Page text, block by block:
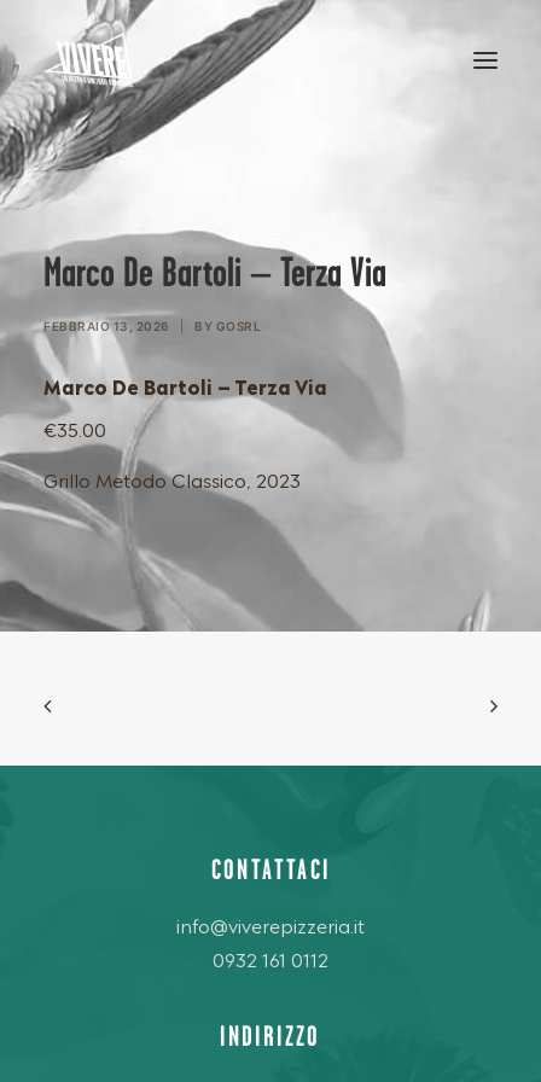
HOME
MENU
Marco De Bartoli – Terza Via
FEBBRAIO 13, 2026 BY GOSRL
Marco De Bartoli – Terza Via
€35.00
Grillo Metodo Classico, 2023
CONTATTACI
info@viverepizzeria.it
0932 161 0112
INDIRIZZO